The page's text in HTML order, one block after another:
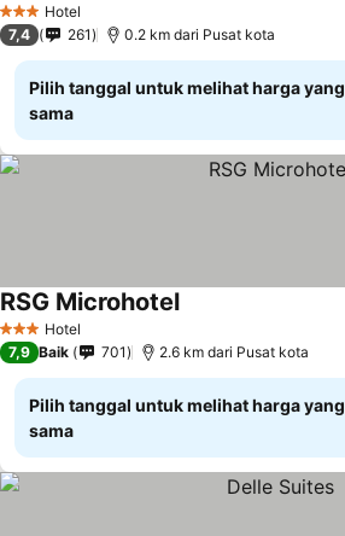
3 BintangHotel
7,4 261 0.2 km dari Pusat kota
Pilih tanggal untuk melihat harga yang
sama
3 BintangHotel
RSG Microhotel
7,9 Baik 701 2.6 km dari Pusat kota
Pilih tanggal untuk melihat harga yang
sama